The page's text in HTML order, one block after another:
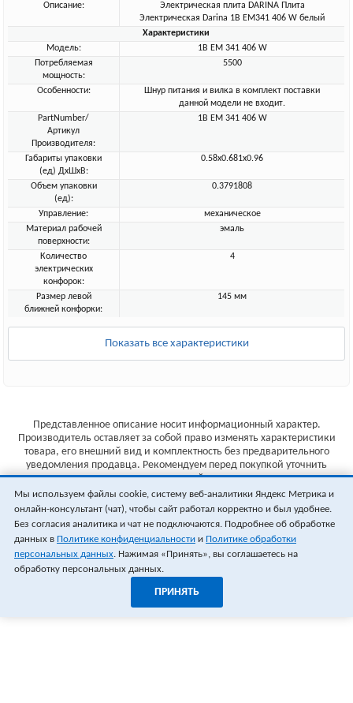
Описание:
Электрическая плита DARINA Плита
Электрическая Darina 1B EM341 406 W белый
Характеристики
Модель:
1B EM 341 406 W
Потребляемая
мощность:
5500
Особенности:
Шнур питания и вилка в комплект поставки
данной модели не входит.
PartNumber/
Артикул
Производителя:
1В EМ 341 406 W
Габариты упаковки
(ед) ДхШхВ:
0.58x0.681x0.96
Объем упаковки
(ед):
0.3791808
Управление:
механическое
Материал рабочей
поверхности:
эмаль
Количество
электрических
конфорок:
4
Размер левой
ближней конфорки:
145 мм
Показать все характеристики
Представленное описание носит информационный характер.
Производитель оставляет за собой право изменять характеристики
товара, его внешний вид и комплектность без предварительного
уведомления продавца. Рекомендуем перед покупкой уточнить
характеристики товара на сайте производителя.
Указанные цены не являются публичной офертой (ст.435 ГК РФ).
Стоимость и наличие товара уточняйте у менеджера.
Мы используем файлы cookie, систему веб-аналитики Яндекс Метрика и
онлайн-консультант (чат), чтобы сайт работал корректно и был удобнее.
Без согласия аналитика и чат не подключаются. Подробнее об обработке
данных в Политике конфиденциальности и Политике обработки
персональных данных. Нажимая «Принять», вы соглашаетесь на
обработку персональных данных.
ПРИНЯТЬ